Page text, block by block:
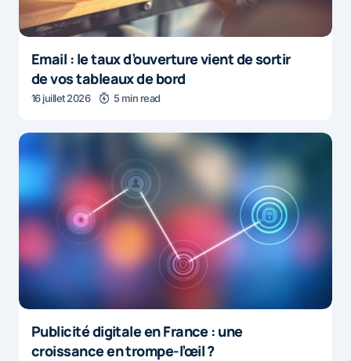
Email : le taux d’ouverture vient de sortir
de vos tableaux de bord
16 juillet 2026 5 min read
Publicité digitale en France : une
croissance en trompe-l’œil ?